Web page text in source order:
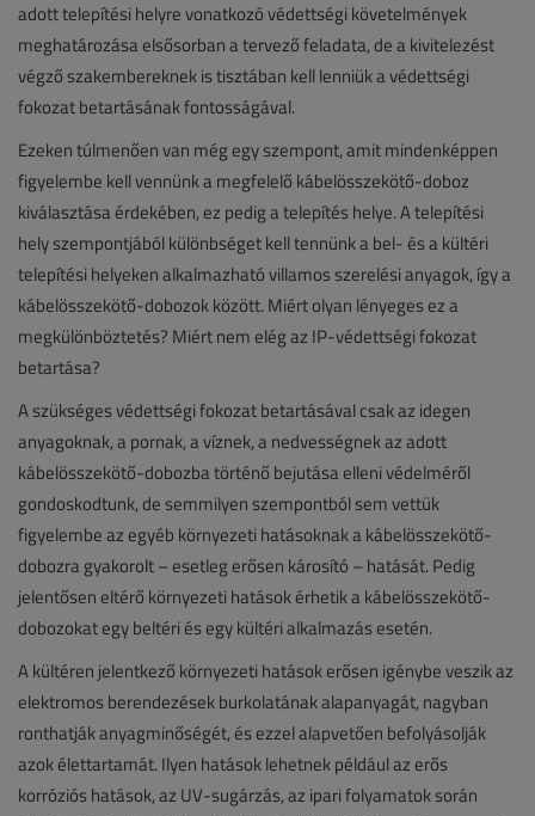
adott telepítési helyre vonatkozó védettségi követelmények
meghatározása elsősorban a tervező feladata, de a kivitelezést
végző szakembereknek is tisztában kell lenniük a védettségi
fokozat betartásának fontosságával.
Ezeken túlmenően van még egy szempont, amit mindenképpen
figyelembe kell vennünk a megfelelő kábelösszekötő-doboz
kiválasztása érdekében, ez pedig a telepítés helye. A telepítési
hely szempontjából különbséget kell tennünk a bel- és a kültéri
telepítési helyeken alkalmazható villamos szerelési anyagok, így a
kábelösszekötő-dobozok között. Miért olyan lényeges ez a
megkülönböztetés? Miért nem elég az IP-védettségi fokozat
betartása?
A szükséges védettségi fokozat betartásával csak az idegen
anyagoknak, a pornak, a víznek, a nedvességnek az adott
kábelösszekötő-dobozba történő bejutása elleni védelméről
gondoskodtunk, de semmilyen szempontból sem vettük
figyelembe az egyéb környezeti hatásoknak a kábelösszekötő-
dobozra gyakorolt – esetleg erősen károsító – hatását. Pedig
jelentősen eltérő környezeti hatások érhetik a kábelösszekötő-
dobozokat egy beltéri és egy kültéri alkalmazás esetén.
A kültéren jelentkező környezeti hatások erősen igénybe veszik az
elektromos berendezések burkolatának alapanyagát, nagyban
ronthatják anyagminőségét, és ezzel alapvetően befolyásolják
azok élettartamát. Ilyen hatások lehetnek például az erős
korróziós hatások, az UV-sugárzás, az ipari folyamatok során